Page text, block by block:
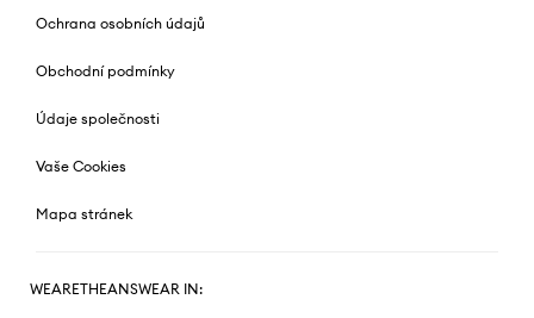
Ochrana osobních údajů
Obchodní podmínky
Údaje společnosti
Vaše Cookies
Mapa stránek
WEARETHEANSWEAR IN: